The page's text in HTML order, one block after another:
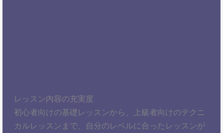
レッスン内容の充実度
初心者向けの基礎レッスンから、上級者向けのテクニ
カルレッスンまで、自分のレベルに合ったレッスンが